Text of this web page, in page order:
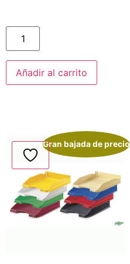
Añadir al carrito
Gran bajada de precio